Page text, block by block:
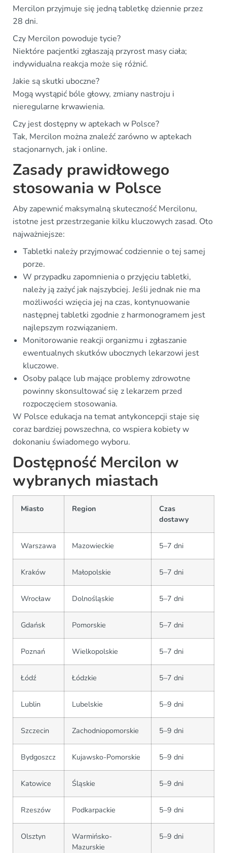
Mercilon przyjmuje się jedną tabletkę dziennie przez
28 dni.
Czy Mercilon powoduje tycie?
Niektóre pacjentki zgłaszają przyrost masy ciała;
indywidualna reakcja może się różnić.
Jakie są skutki uboczne?
Mogą wystąpić bóle głowy, zmiany nastroju i
nieregularne krwawienia.
Czy jest dostępny w aptekach w Polsce?
Tak, Mercilon można znaleźć zarówno w aptekach
stacjonarnych, jak i online.
Zasady prawidłowego
stosowania w Polsce
Aby zapewnić maksymalną skuteczność Mercilonu,
istotne jest przestrzeganie kilku kluczowych zasad. Oto
najważniejsze:
Tabletki należy przyjmować codziennie o tej samej
porze.
W przypadku zapomnienia o przyjęciu tabletki,
należy ją zażyć jak najszybciej. Jeśli jednak nie ma
możliwości wzięcia jej na czas, kontynuowanie
następnej tabletki zgodnie z harmonogramem jest
najlepszym rozwiązaniem.
Monitorowanie reakcji organizmu i zgłaszanie
ewentualnych skutków ubocznych lekarzowi jest
kluczowe.
Osoby palące lub mające problemy zdrowotne
powinny skonsultować się z lekarzem przed
rozpoczęciem stosowania.
W Polsce edukacja na temat antykoncepcji staje się
coraz bardziej powszechna, co wspiera kobiety w
dokonaniu świadomego wyboru.
Dostępność Mercilon w
wybranych miastach
Miasto Region
Czas
dostawy
Warszawa Mazowieckie 5–7 dni
Kraków Małopolskie 5–7 dni
Wrocław Dolnośląskie 5–7 dni
Gdańsk Pomorskie 5–7 dni
Poznań Wielkopolskie 5–7 dni
Łódź Łódzkie 5–7 dni
Lublin Lubelskie 5–9 dni
Szczecin Zachodniopomorskie 5–9 dni
Bydgoszcz Kujawsko-Pomorskie 5–9 dni
Katowice Śląskie 5–9 dni
Rzeszów Podkarpackie 5–9 dni
Olsztyn
Warmińsko-
Mazurskie
5–9 dni